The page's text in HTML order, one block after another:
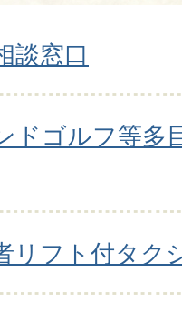
談窓口
ドゴルフ等多
リフト付タク